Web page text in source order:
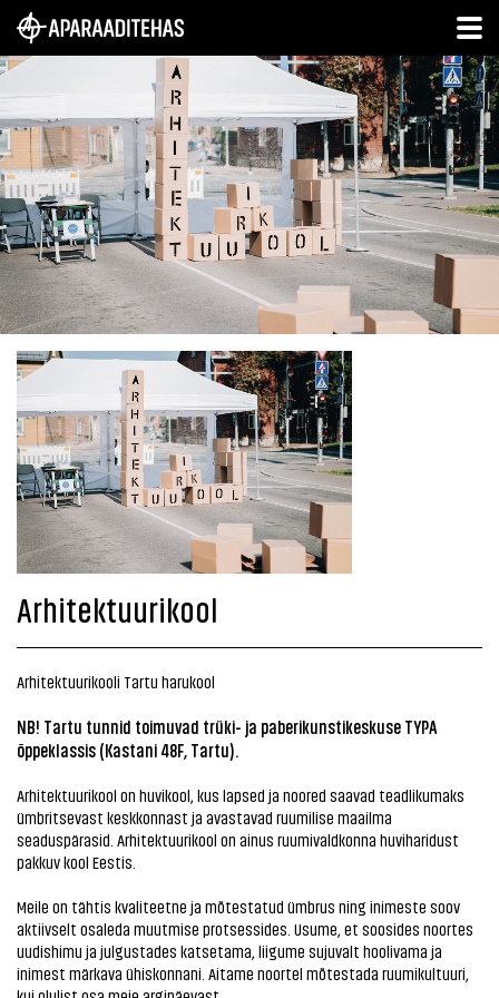
Arhitektuurikool
Arhitektuurikooli Tartu harukool
NB! Tartu tunnid toimuvad trüki- ja paberikunstikeskuse TYPA
õppeklassis (Kastani 48F, Tartu).
Arhitektuurikool on huvikool, kus lapsed ja noored saavad teadlikumaks
ümbritsevast keskkonnast ja avastavad ruumilise maailma
seaduspärasid. Arhitektuurikool on ainus ruumivaldkonna huviharidust
pakkuv kool Eestis.
Meile on tähtis kvaliteetne ja mõtestatud ümbrus ning inimeste soov
aktiivselt osaleda muutmise protsessides. Usume, et soosides noortes
uudishimu ja julgustades katsetama, liigume sujuvalt hoolivama ja
inimest märkava ühiskonnani. Aitame noortel mõtestada ruumikultuuri,